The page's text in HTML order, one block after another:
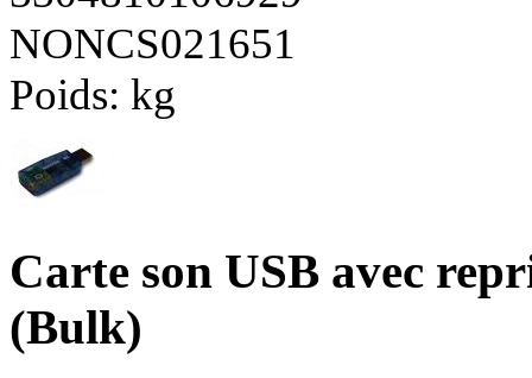
NONCS021651
Poids: kg
Carte son USB avec
(Bulk)